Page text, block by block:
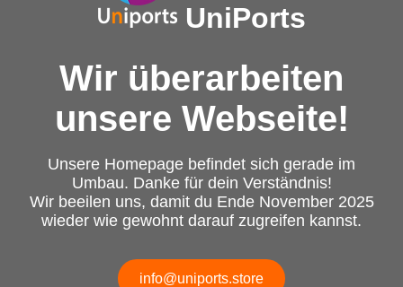
UniPorts
Wir überarbeiten
unsere Webseite!
Unsere Homepage befindet sich gerade im
Umbau. Danke für dein Verständnis!
Wir beeilen uns, damit du Ende November 2025
wieder wie gewohnt darauf zugreifen kannst.
info@uniports.store